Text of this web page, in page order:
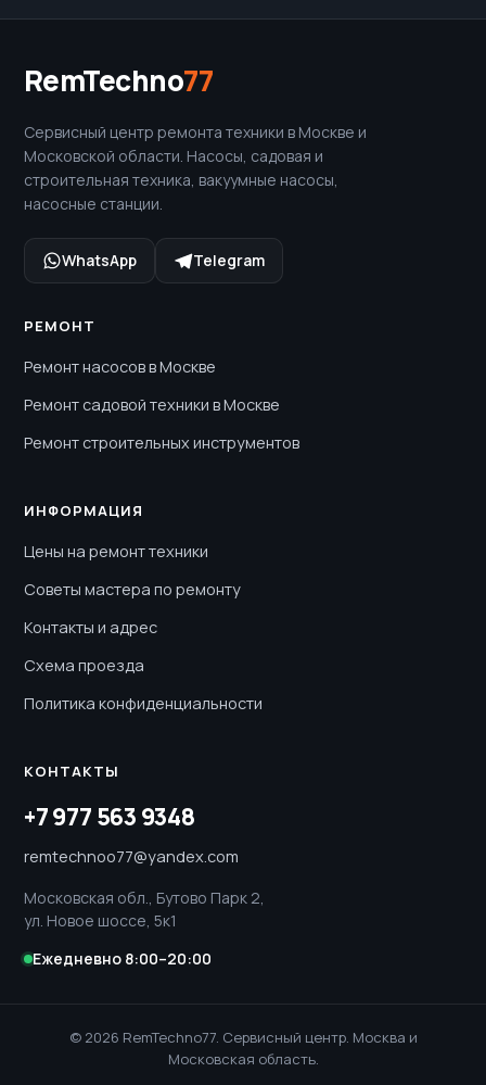
RemTechno77
Сервисный центр ремонта техники в Москве и
Московской области. Насосы, садовая и
строительная техника, вакуумные насосы,
насосные станции.
WhatsApp Telegram
РЕМОНТ
Ремонт насосов в Москве
Ремонт садовой техники в Москве
Ремонт строительных инструментов
ИНФОРМАЦИЯ
Цены на ремонт техники
Советы мастера по ремонту
Контакты и адрес
Схема проезда
Политика конфиденциальности
КОНТАКТЫ
+7 977 563 9348
remtechnoo77@yandex.com
Московская обл., Бутово Парк 2,
ул. Новое шоссе, 5к1
Ежедневно 8:00–20:00
© 2026 RemTechno77. Сервисный центр. Москва и
Московская область.